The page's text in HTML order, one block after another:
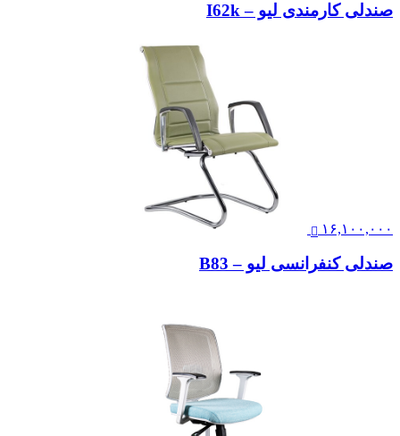
صندلی کارمندی لیو – I62k
۱۶,۱۰۰,۰۰۰
صندلی کنفرانسی لیو – B83